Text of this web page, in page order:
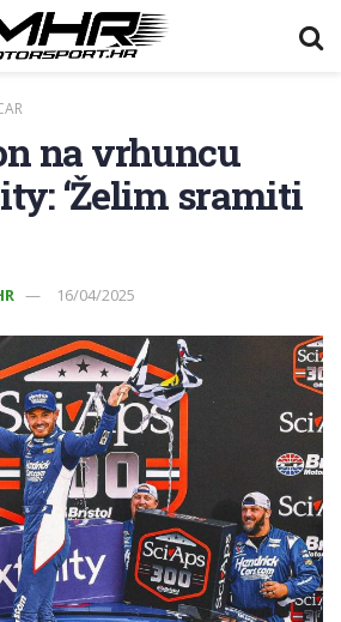
na vrhuncu
‘Želim sramiti
16/04/2025